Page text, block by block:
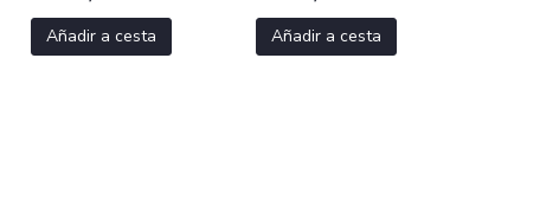
Añadir a cesta Añadir a cesta